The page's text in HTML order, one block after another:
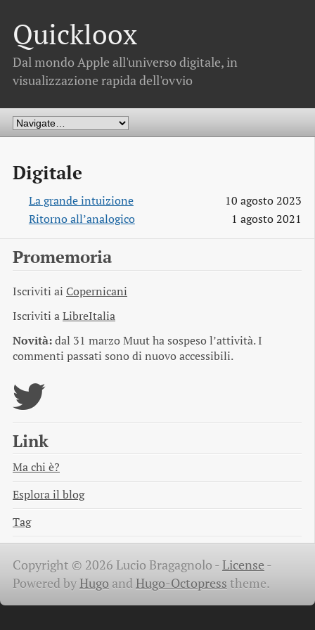
Quickloox
Dal mondo Apple all'universo digitale, in
visualizzazione rapida dell'ovvio
Digitale
La grande intuizione
10 agosto 2023
Ritorno all’analogico
1 agosto 2021
Promemoria
Iscriviti ai Copernicani
Iscriviti aLibreItalia
Novità:dal 31 marzo Muut ha sospeso l’attività. I
commenti passati sono di nuovo accessibili.
Link
Ma chi è?
Esplora il blog
Tag
Copyright © 2026 Lucio Bragagnolo -License -
Powered byHugo and Hugo-Octopress theme.